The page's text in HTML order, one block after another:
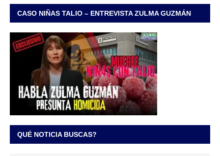
CASO NIÑAS TALIO – ENTREVISTA ZULMA GUZMÁN
QUÉ NOTICIA BUSCAS?